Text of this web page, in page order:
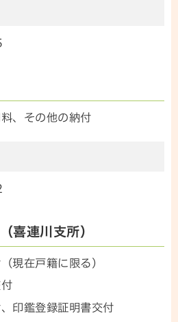
、その他の納付
喜連川支所）
現在戸籍に限る）
印鑑登録証明書交付